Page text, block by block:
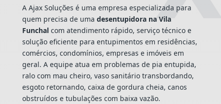
A Ajax Soluções é uma empresa especializada para
quem precisa de uma desentupidora na Vila
Funchalcom atendimento rápido, serviço técnico e
solução eficiente para entupimentos em residências,
comércios, condomínios, empresas e imóveis em
geral. A equipe atua em problemas de pia entupida,
ralo com mau cheiro, vaso sanitário transbordando,
esgoto retornando, caixa de gordura cheia, canos
obstruídos e tubulações com baixa vazão.